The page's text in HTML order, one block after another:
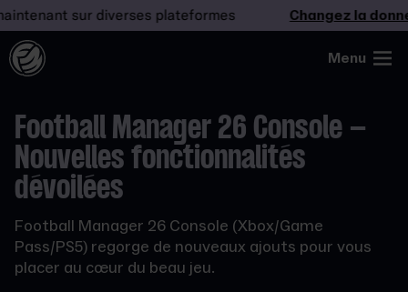
sur diverses plateformes Changez la donne –
Menu
Football Manager 26 Console –
Nouvelles fonctionnalités
dévoilées
Football Manager 26 Console (Xbox/Game
Pass/PS5) regorge de nouveaux ajouts pour vous
placer au cœur du beau jeu.